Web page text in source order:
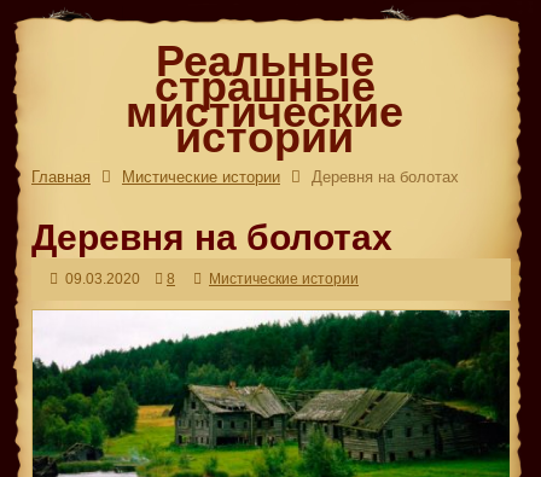
Реальные
страшные
мистические
истории
Главная Мистические истории Деревня на болотах
Деревня на болотах
09.03.2020 8 Мистические истории